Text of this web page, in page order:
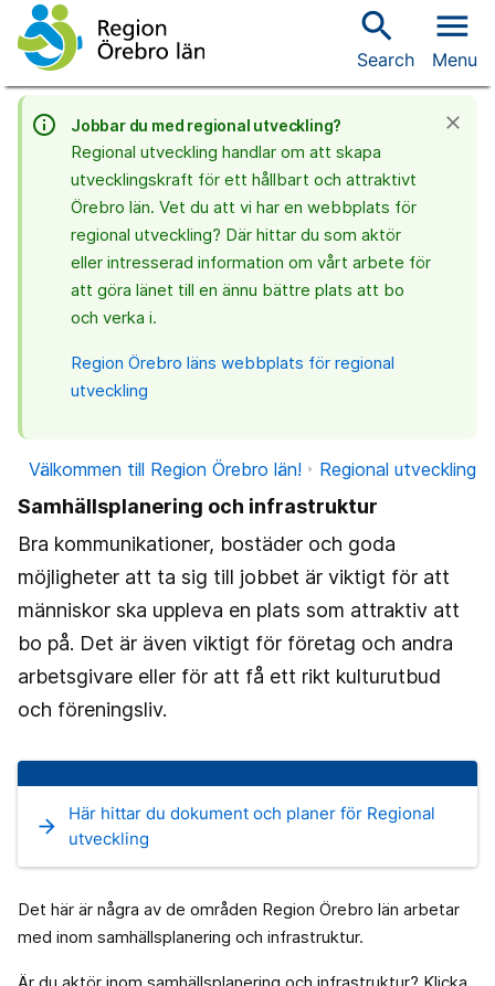
search
Search
menu
Menu
info_outline
Jobbar du med regional utveckling?
Regional utveckling handlar om att skapa
utvecklingskraft för ett hållbart och attraktivt
Örebro län. Vet du att vi har en webbplats för
regional utveckling? Där hittar du som aktör
eller intresserad information om vårt arbete för
att göra länet till en ännu bättre plats att bo
och verka i.
Region Örebro läns webbplats för regional
utveckling
close
Välkommen till Region Örebro län! Regional utveckling
Samhällsplanering och infrastruktur
Bra kommunikationer, bostäder och goda
möjligheter att ta sig till jobbet är viktigt för att
människor ska uppleva en plats som attraktiv att
bo på. Det är även viktigt för företag och andra
arbetsgivare eller för att få ett rikt kulturutbud
och föreningsliv.
arrow_forward
Här hittar du dokument och planer för Regional
utveckling
Det här är några av de områden Region Örebro län arbetar
med inom samhällsplanering och infrastruktur.
Är du aktör inom samhällsplanering och infrastruktur? Klicka